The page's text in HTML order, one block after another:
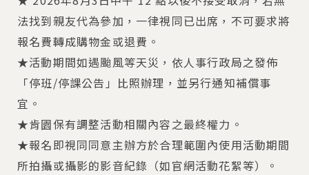
法找到親友代為參加，一律視同已出席，不可要求將
報名費轉成購物金或退費。
★活動期間如遇颱風等天災，依人事行政局之發佈
「停班/停課公告」比照辦理，並另行通知補償事
宜。
★肯園保有調整活動相關內容之最終權力。
★報名即視同同意主辦方於合理範圍內使用活動期間
所拍攝或攝影的影音紀錄（如官網活動花絮等）。